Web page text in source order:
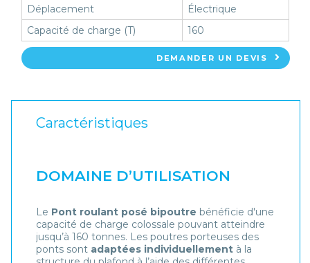
Déplacement
Électrique
Capacité de charge (T)
160
DEMANDER UN DEVIS
Caractéristiques
DOMAINE D’UTILISATION
Le Pont roulant posé bipoutre bénéficie d'une
capacité de charge colossale pouvant atteindre
jusqu’à 160 tonnes. Les poutres porteuses des
ponts sont adaptées individuellement à la